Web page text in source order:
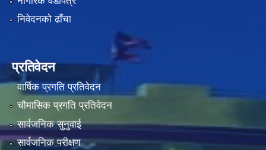
निवेदनको ढाँचा
प्रतिवेदन
वार्षिक प्रगति प्रतिवेदन
चौमासिक प्रगति प्रतिवेदन
सार्वजनिक सुनुवाई
सार्वजनिक परीक्षण